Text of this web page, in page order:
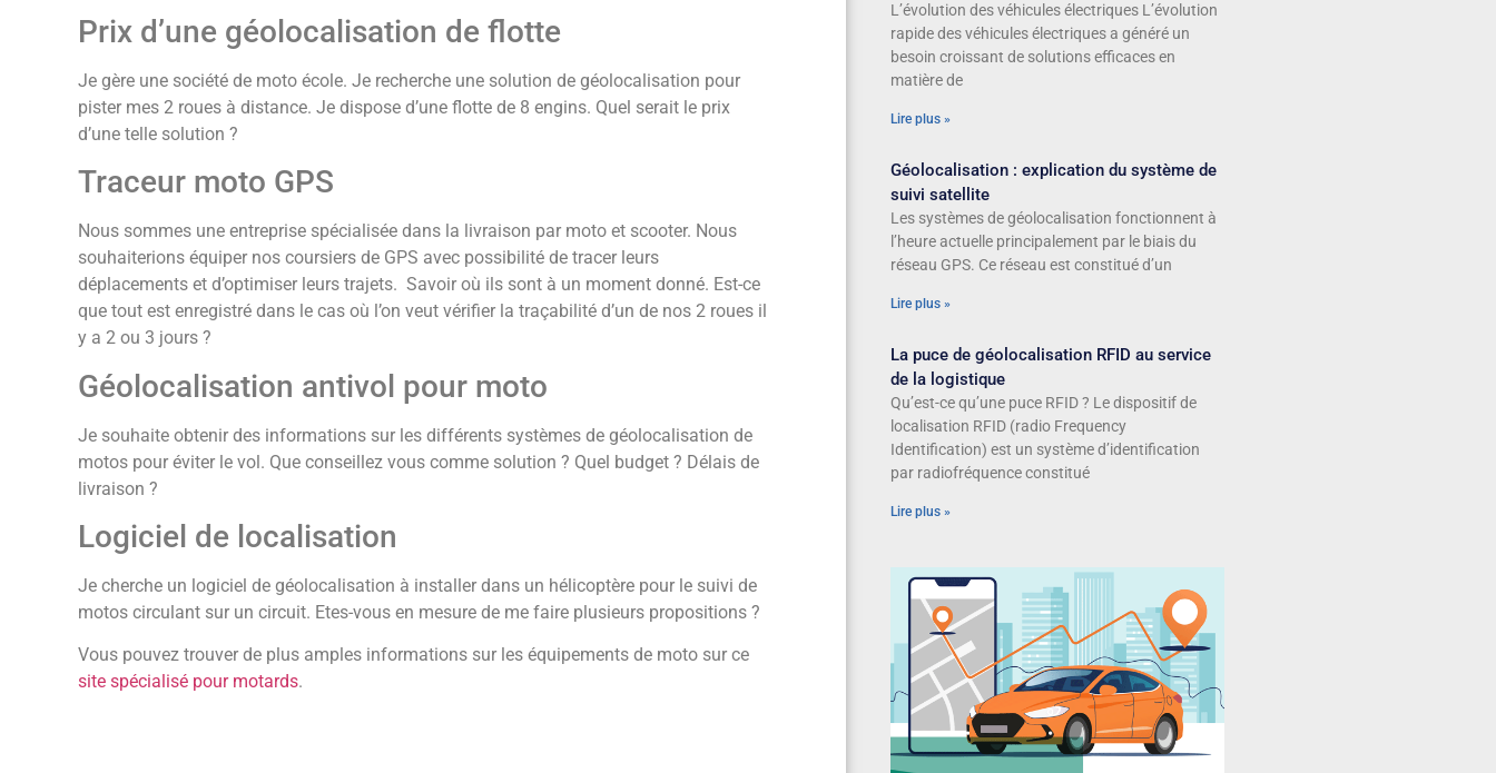
Prix d’une géolocalisation de flotte
Je gère une société de moto école. Je recherche une solution de géolocalisation pour
pister mes 2 roues à distance. Je dispose d’une flotte de 8 engins. Quel serait le prix
d’une telle solution ?
Traceur moto GPS
Nous sommes une entreprise spécialisée dans la livraison par moto et scooter. Nous
souhaiterions équiper nos coursiers de GPS avec possibilité de tracer leurs
déplacements et d’optimiser leurs trajets. Savoir où ils sont à un moment donné. Est-ce
que tout est enregistré dans le cas où l’on veut vérifier la traçabilité d’un de nos 2 roues il
y a 2 ou 3 jours ?
Géolocalisation antivol pour moto
Je souhaite obtenir des informations sur les différents systèmes de géolocalisation de
motos pour éviter le vol. Que conseillez vous comme solution ? Quel budget ? Délais de
livraison ?
Logiciel de localisation
Je cherche un logiciel de géolocalisation à installer dans un hélicoptère pour le suivi de
motos circulant sur un circuit. Etes-vous en mesure de me faire plusieurs propositions ?
Vous pouvez trouver de plus amples informations sur les équipements de moto sur ce
site spécialisé pour motards.
L’évolution des véhicules électriques L’évolution
rapide des véhicules électriques a généré un
besoin croissant de solutions efficaces en
matière de
Lire plus »
Géolocalisation : explication du système de
suivi satellite
Les systèmes de géolocalisation fonctionnent à
l’heure actuelle principalement par le biais du
réseau GPS. Ce réseau est constitué d’un
Lire plus »
La puce de géolocalisation RFID au service
de la logistique
Qu’est-ce qu’une puce RFID ? Le dispositif de
localisation RFID (radio Frequency
Identification) est un système d’identification
par radiofréquence constitué
Lire plus »